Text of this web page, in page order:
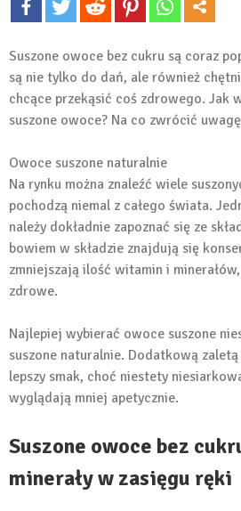
Suszone owoce bez cukru są coraz
są nie tylko do dań, ale również
chcące przekąsić coś zdrowego. Jak
suszone owoce? Na co zwrócić
Owoce suszone naturalnie
Na rynku można znaleźć wiele
pochodzą niemal z całego świata.
należy dokładnie zapoznać się ze
bowiem w składzie znajdują się
zmniejszają ilość witamin i
zdrowe.
Najlepiej wybierać owoce suszone
suszone naturalnie. Dodatkową
lepszy smak, choć niestety
wyglądają mniej apetycznie.
Suszone owoce bez
minerały w zasięgu ręki